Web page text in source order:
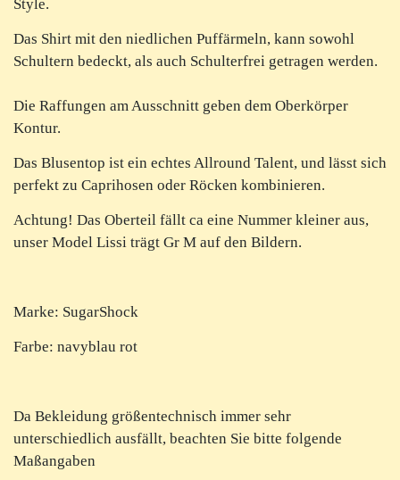
Style.
Das Shirt mit den niedlichen Puffärmeln, kann sowohl
Schultern bedeckt, als auch Schulterfrei getragen werden.
Die Raffungen am Ausschnitt geben dem Oberkörper
Kontur.
Das Blusentop ist ein echtes Allround Talent, und lässt sich
perfekt zu Caprihosen oder Röcken kombinieren.
Achtung! Das Oberteil fällt ca eine Nummer kleiner aus,
unser Model Lissi trägt Gr M auf den Bildern.
Marke: SugarShock
Farbe: navyblau rot
Da Bekleidung größentechnisch immer sehr
unterschiedlich ausfällt, beachten Sie bitte folgende
Maßangaben